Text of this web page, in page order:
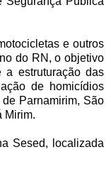
e outros
do RN, o objetivo
estruturação das
de homicídios
Parnamirim, São
Mirim.
Sesed, localizada